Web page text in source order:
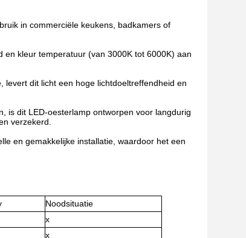
in commerciële keukens, badkamers of
en kleur temperatuur (van 3000K tot 6000K) aan
levert dit licht een hoge lichtdoeltreffendheid en
is dit LED-oesterlamp ontworpen voor langdurig
verzekerd.
en gemakkelijke installatie, waardoor het een
Noodsituatie
x
x